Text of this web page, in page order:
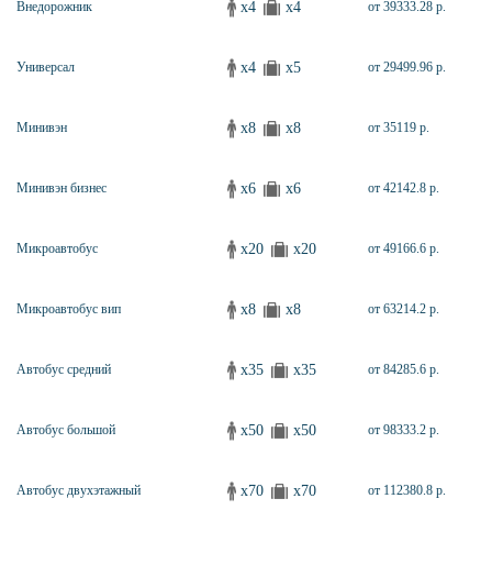
Внедорожник x4 x4 от 39333.28 р.
Универсал x4 x5 от 29499.96 р.
Минивэн x8 x8 от 35119 р.
Минивэн бизнес x6 x6 от 42142.8 р.
Микроавтобус x20 x20 от 49166.6 р.
Микроавтобус вип x8 x8 от 63214.2 р.
Автобус средний x35 x35 от 84285.6 р.
Автобус большой x50 x50 от 98333.2 р.
Автобус двухэтажный x70 x70 от 112380.8 р.